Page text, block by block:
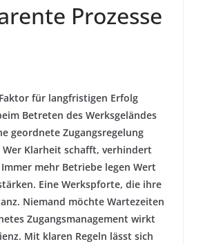
Prozesse
für langfristigen Erfolg
Betreten des Werksgeländes
geordnete Zugangsregelung
Klarheit schafft, verhindert
mehr Betriebe legen Wert
Eine Werkspforte, die ihre
Niemand möchte Wartezeiten
Zugangsmanagement wirkt
Mit klaren Regeln lässt sich